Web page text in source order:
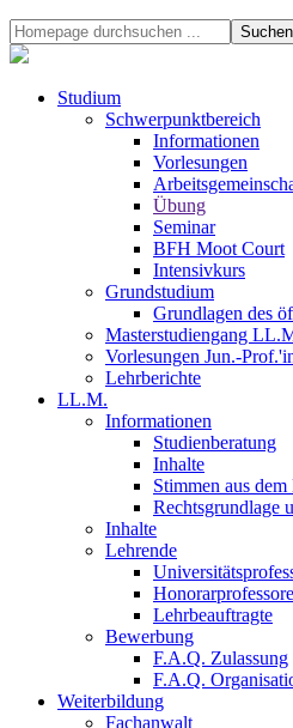
Studium
Schwerpunktbereich
Informationen
Vorlesungen
Übung
Seminar
BFH Moot Court
Intensivkurs
Grundstudium
Grundlagen des
Masterstudiengang
Vorlesungen Jun.-
Lehrberichte
LL.M.
Informationen
Studienberatung
Inhalte
Stimmen aus
Rechtsgrundlage
Inhalte
Lehrende
Lehrbeauftragte
Bewerbung
F.A.Q. Zulassung
F.A.Q.
Weiterbildung
Fachanwalt